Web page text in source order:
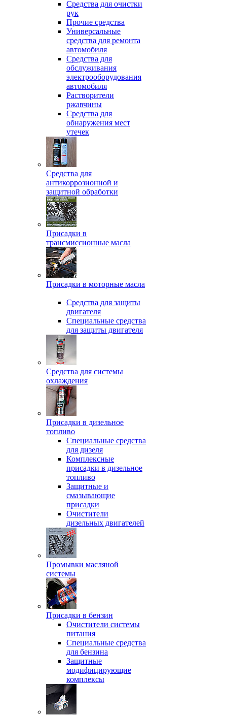
Средства для очистки
рук
Прочие средства
Универсальные
средства для ремонта
автомобиля
Средства для
обслуживания
электрооборудования
автомобиля
Растворители
ржавчины
Средства для
обнаружения мест
утечек
Средства для
антикоррозионной и
защитной обработки
Присадки в
трансмиссионные масла
Присадки в моторные масла
Средства для защиты
двигателя
Специальныe средства
для защиты двигателя
Средства для системы
охлаждения
Присадки в дизельное
топливо
Спeциальные средства
для дизеля
Комплексные
присадки в дизельное
топливо
Защитные и
смазывающие
присадки
Очистители
дизельных двигателей
Промывки масляной
системы
Присадки в бензин
Очистители системы
питания
Специальные срeдства
для бензина
Защитные
модифицирующие
комплексы